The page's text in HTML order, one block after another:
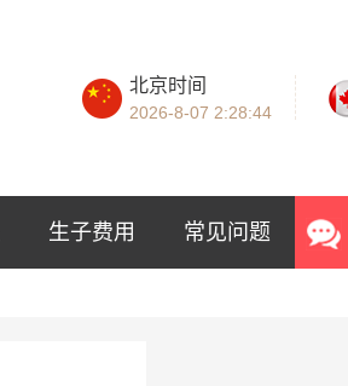
北京时间
2026-8-07 2:28:45
生子费用 常见问题